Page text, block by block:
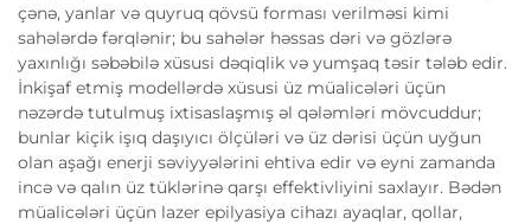
çənə, yanlar və quyruq qövsü forması verilməsi kimi
sahələrdə fərqlənir; bu sahələr həssas dəri və gözlərə
yaxınlığı səbəbilə xüsusi dəqiqlik və yumşaq təsir tələb edir.
İnkişaf etmiş modellərdə xüsusi üz müalicələri üçün
nəzərdə tutulmuş ixtisaslaşmış əl qələmləri mövcuddur;
bunlar kiçik işıq daşıyıcı ölçüləri və üz dərisi üçün uyğun
olan aşağı enerji səviyyələrini ehtiva edir və eyni zamanda
incə və qalın üz tüklərinə qarşı effektivliyini saxlayır. Bədən
müalicələri üçün lazer epilyasiya cihazı ayaqlar, qollar,